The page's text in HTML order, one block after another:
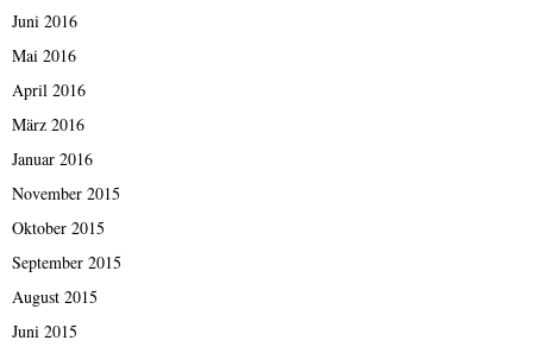
Juni 2016
Mai 2016
April 2016
März 2016
Januar 2016
November 2015
Oktober 2015
September 2015
August 2015
Juni 2015